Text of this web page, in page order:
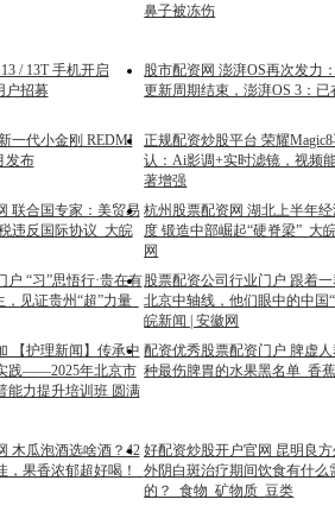
鼻子被冻伤
/ 13T 手机开启
户招募
股市配资网 澎湃OS再次发力
更新周期结束，澎湃OS 3：已
一代小金刚 REDMI
发布
正规配资炒股平台 荣耀
认：Ai影调+实时滤镜，视频
著增强
联合国专家：美贸易
违反国际协议_大皖
杭州股票配资网 湖北上半年
度 锻造中部崛起“硬脊梁”_大
网
“习”思悟行·贵在有
见证贵州“超”力量_
股票配资公司行业门户 跟着
北京中轴线，他们眼中的中国
皖新闻 | 安徽网
【护理新闻】传承中
践——2025年北京市
能力提升培训班 圆满
配资优秀股票配资门户 脾虚
种最伤脾胃的水果黑名单_香
木瓜泡酒选啥酒？42
果香浓郁超好喝！_
好配资炒股开户官网 昆明良
外阴白斑治疗期间饮食有什么
的？_食物_矿物质_豆类